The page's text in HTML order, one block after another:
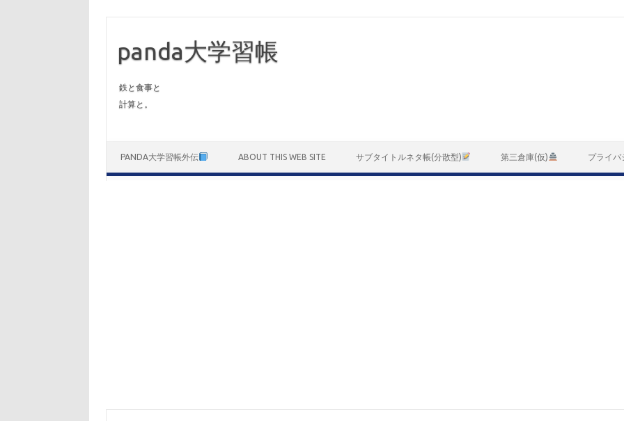
panda大学習帳
鉄と食事と
計算と。
PANDA大学習帳外伝 ABOUT THIS WEB SITE サブタイトルネタ帳(分散型) 第三倉庫(仮) プライバ